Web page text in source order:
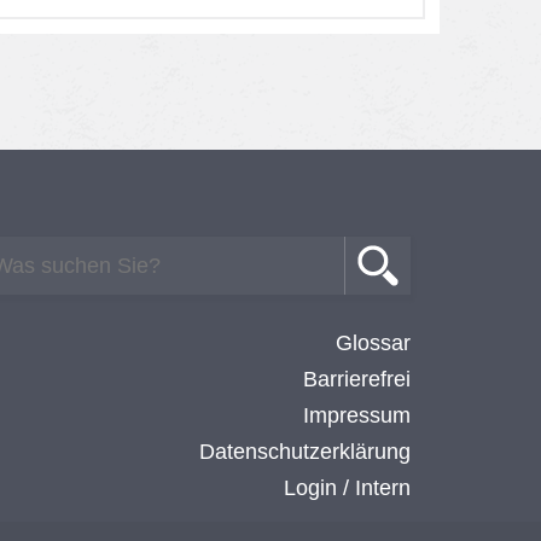
Glossar
Barrierefrei
Impressum
Datenschutzerklärung
Login / Intern